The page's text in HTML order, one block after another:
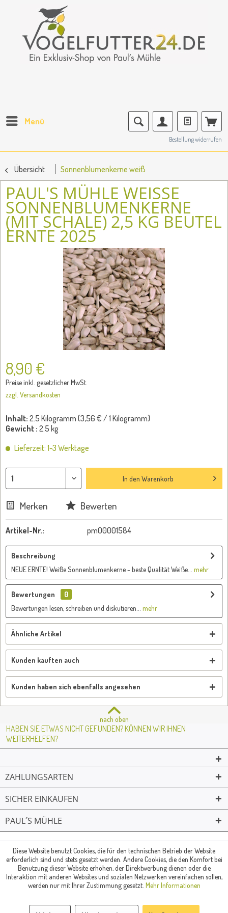
Menü
Bestellung widerrufen
Übersicht Sonnenblumenkerne weiß
PAUL'S MÜHLE WEISSE S
ONNENBLUMENKERNE (
MIT SCHALE) 2,5 KG BEUTEL E
RNTE 2025
8,90 €
Preise inkl. gesetzlicher MwSt.
zzgl. Versandkosten
Inhalt: 2.5 Kilogramm (3,56 € / 1 Kilogramm)
Gewicht : 2.5 kg
Lieferzeit: 1-3 Werktage
In den Warenkorb
Merken Bewerten
Artikel-Nr.: pm00001584
Beschreibung
NEUE ERNTE! Weiße Sonnenblumenkerne - beste Qualität Weiße...
mehr
Bewertungen
0
Bewertungen lesen, schreiben und diskutieren...
mehr
Ähnliche Artikel
Kunden kauften auch
Kunden haben sich ebenfalls angesehen
nach oben
HABEN SIE ETWAS NICHT GEFUNDEN? KÖNNEN WIR IHNEN
WEITERHELFEN?
ZAHLUNGSARTEN
SICHER EINKAUFEN
PAUL´S MÜHLE
© Paul's Mühle | Inhaber: Christof Paul e.K. | Westring 2 | 45659
Recklinghausen
Fax: 02361 -28831 | E-Mail: info@pauls-muehle.de
Diese Website benutzt Cookies, die für den technischen Betrieb der Website
erforderlich sind und stets gesetzt werden. Andere Cookies, die den Komfort bei
Benutzung dieser Website erhöhen, der Direktwerbung dienen oder die
Interaktion mit anderen Websites und sozialen Netzwerken vereinfachen sollen,
werden nur mit Ihrer Zustimmung gesetzt. Mehr Informationen